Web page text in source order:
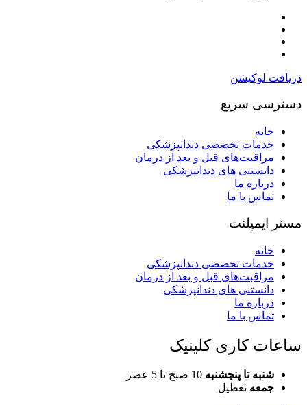
دریافت لوکیشن
دسترسی سریع
خانه
خدمات تخصصی دندانپزشکی
مراقبت‌های قبل و بعد از درمان
دانستنی های دندانپزشکی
درباره ما
تماس با ما
مستر ایمپلنت
خانه
خدمات تخصصی دندانپزشکی
مراقبت‌های قبل و بعد از درمان
دانستنی های دندانپزشکی
درباره ما
تماس با ما
ساعات کاری کلینیک
شنبه تا پنجشنبه 10 صبح تا 5 عصر
جمعه تعطیل